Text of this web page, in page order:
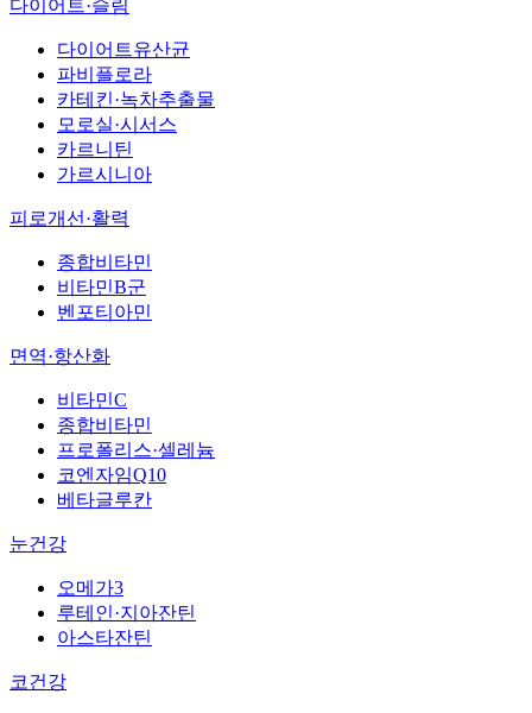
다이어트·슬림
다이어트유산균
파비플로라
카테킨·녹차추출물
모로실·시서스
카르니틴
가르시니아
피로개선·활력
종합비타민
비타민B군
벤포티아민
면역·항산화
비타민C
종합비타민
프로폴리스·셀레늄
코엔자임Q10
베타글루칸
눈건강
오메가3
루테인·지아잔틴
아스타잔틴
코건강